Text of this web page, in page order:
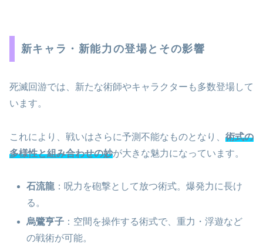
新キャラ・新能力の登場とその影響
死滅回游では、新たな術師やキャラクターも多数登場して
います。
これにより、戦いはさらに予測不能なものとなり、 術式の
多様性と組み合わせの妙が大きな魅力になっています。
石流龍 ：呪力を砲撃として放つ術式。爆発力に長け
る。
烏鷺亨子 ：空間を操作する術式で、重力・浮遊など
の戦術が可能。